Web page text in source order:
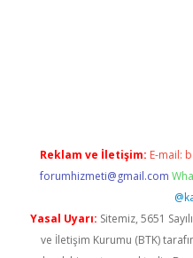
Reklam ve İletişim: E-mail:
forumhizmeti@gmail.com
Yasal Uyarı: Sitemiz, 5651
ve İletişim Kurumu (BTK)